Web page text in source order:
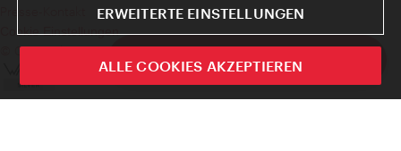
ivie - Die offizielle City Guide App
Cookie Einstellungen
© Copyright WienTourismus
ERWEITERTE EINSTELLUNGEN
ALLE COOKIES AKZEPTIEREN